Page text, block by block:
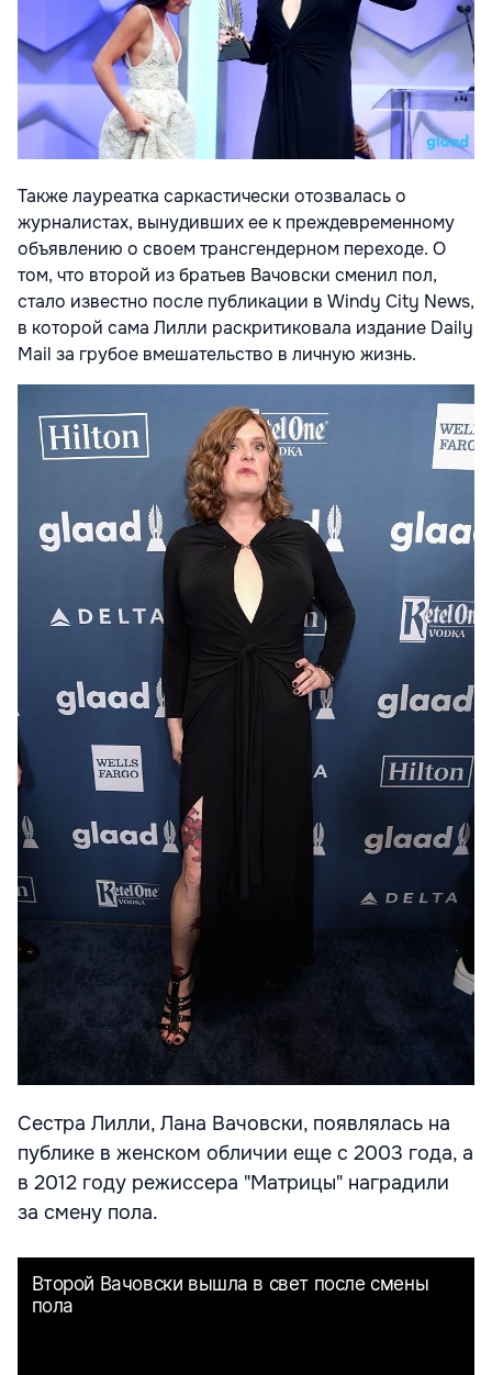
Также лауреатка саркастически отозвалась о
журналистах, вынудивших ее к преждевременному
объявлению о своем трансгендерном переходе. О
том, что второй из братьев Вачовски сменил пол,
стало известно после публикации в Windy City News,
в которой сама Лилли раскритиковала издание Daily
Mail за грубое вмешательство в личную жизнь.
Сестра Лилли, Лана Вачовски, появлялась на
публике в женском обличии еще с 2003 года, а
в 2012 году режиссера "Матрицы" наградили
за смену пола.